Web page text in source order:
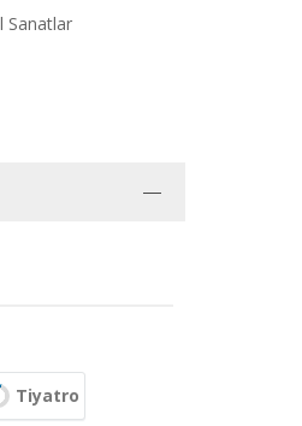
Sanatlar
Tiyatro